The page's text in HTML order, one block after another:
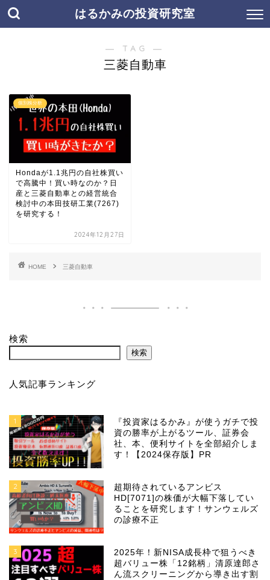
はるかみの投資研究室
― TAG ―
三菱自動車
個別株分析
Hondaが1.1兆円の自社株買い
で高騰中！買い時なのか？日
産と三菱自動車との経営統合
検討中の本田技研工業(7267)
を研究する！
2024年12月27日
HOME 三菱自動車
検索
検索
人気記事ランキング
1
『投資家はるかみ』が使うガチで投
資の勝率が上がるツール、証券会
社、本、便利サイトを全部紹介しま
す！【2024保存版】PR
2
超期待されているアンビス
HD[7071]の株価が大幅下落してい
ることを研究します！サンウェルズ
の診療不正
3
2025年！新NISA成長枠で狙うべき
超バリュー株「12銘柄」清原達郎さ
ん流スクリーニングから導き出す割